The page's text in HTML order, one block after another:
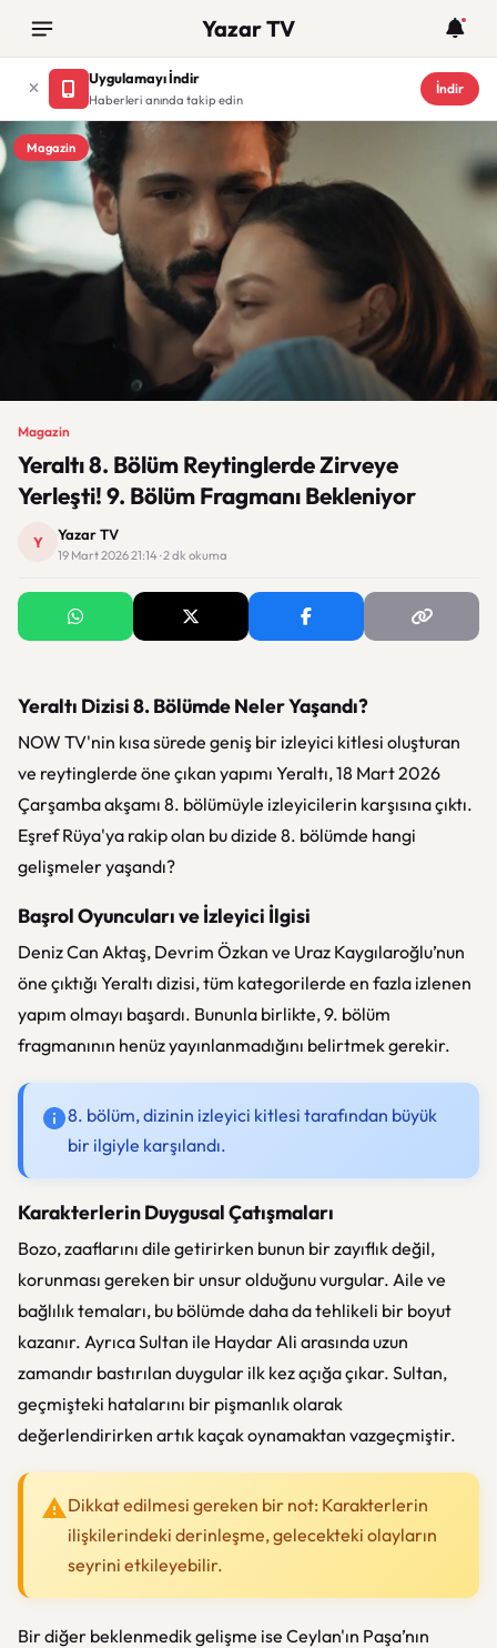
Yazar TV
Uygulamayı İndir
Haberleri anında takip edin
İndir
Magazin
Magazin
Yeraltı 8. Bölüm Reytinglerde Zirveye
Yerleşti! 9. Bölüm Fragmanı Bekleniyor
Y Yazar TV
19 Mart 2026 21:14 · 2 dk okuma
Yeraltı Dizisi 8. Bölümde Neler Yaşandı?
NOW TV'nin kısa sürede geniş bir izleyici kitlesi oluşturan
ve reytinglerde öne çıkan yapımı Yeraltı, 18 Mart 2026
Çarşamba akşamı 8. bölümüyle izleyicilerin karşısına çıktı.
Eşref Rüya'ya rakip olan bu dizide 8. bölümde hangi
gelişmeler yaşandı?
Başrol Oyuncuları ve İzleyici İlgisi
Deniz Can Aktaş, Devrim Özkan ve Uraz Kaygılaroğlu’nun
öne çıktığı Yeraltı dizisi, tüm kategorilerde en fazla izlenen
yapım olmayı başardı. Bununla birlikte, 9. bölüm
fragmanının henüz yayınlanmadığını belirtmek gerekir.
8. bölüm, dizinin izleyici kitlesi tarafından büyük
bir ilgiyle karşılandı.
Karakterlerin Duygusal Çatışmaları
Bozo, zaaflarını dile getirirken bunun bir zayıflık değil,
korunması gereken bir unsur olduğunu vurgular. Aile ve
bağlılık temaları, bu bölümde daha da tehlikeli bir boyut
kazanır. Ayrıca Sultan ile Haydar Ali arasında uzun
zamandır bastırılan duygular ilk kez açığa çıkar. Sultan,
geçmişteki hatalarını bir pişmanlık olarak
değerlendirirken artık kaçak oynamaktan vazgeçmiştir.
Dikkat edilmesi gereken bir not: Karakterlerin
ilişkilerindeki derinleşme, gelecekteki olayların
seyrini etkileyebilir.
Bir diğer beklenmedik gelişme ise Ceylan'ın Paşa’nın